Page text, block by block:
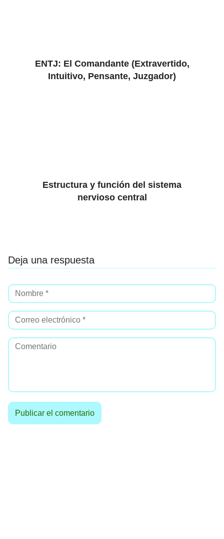
ENTJ: El Comandante (Extravertido,
Intuitivo, Pensante, Juzgador)
Estructura y función del sistema
nervioso central
Deja una respuesta